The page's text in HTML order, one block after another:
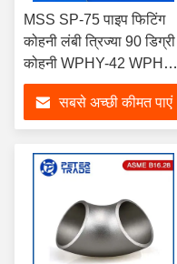
MSS SP-75 पाइप फिटिंग
कोहनी लंबी त्रिज्या 90 डिग्री
कोहनी WPHY-42 WPHY-
46 WPHY-52
सबसे अच्छी कीमत पाएं